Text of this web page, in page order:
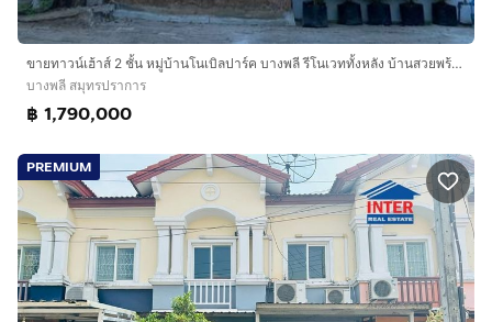
ขายทาวน์เฮ้าส์ 2 ชั้น หมู่บ้านโนเบิลปาร์ค บางพลี รีโนเวททั้งหลัง บ้านสวยพร้อมอยู่ ใกล้เมกะบางนา
บางพลี สมุทรปราการ
฿ 1,790,000
PREMIUM